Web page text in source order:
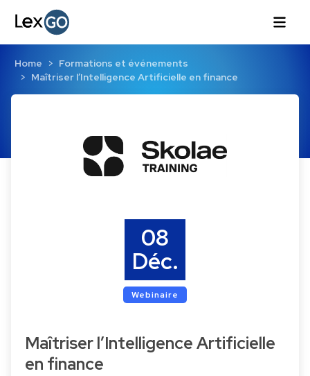
Home
Formations et événements
Maîtriser l’Intelligence Artificielle en finance
Maîtriser l’Intelligence Artificielle
en finance
08
Déc.
Webinaire